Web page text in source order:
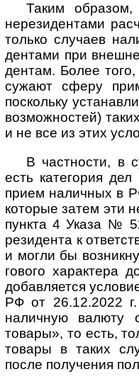
Таким
нерези­дентами
только случаев
дентами при
дентам. Более
сужают сферу
поскольку
возмож­ностей)
и не все из этих
В частности, в
есть кате­гория
прием наличных в
которые затем эти
пункта 4 Указа №
резидента к
и могли бы
гового харак­тера
добав­ляется
РФ от 26.12.2022
налич­ную валюту
товары», то есть,
товары в таких
после полу­чения